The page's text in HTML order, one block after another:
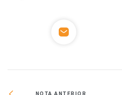
NOTA ANTERIOR